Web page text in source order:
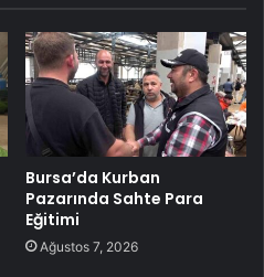
Bursa’da Kurban
Pazarında Sahte Para
Eğitimi
Ağustos 7, 2026